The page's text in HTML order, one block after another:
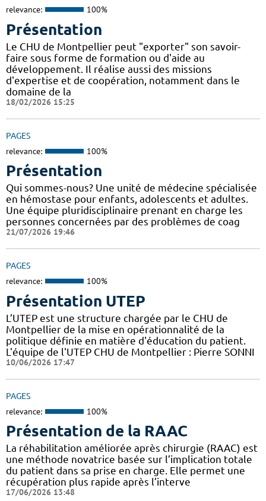
relevance: 100%
Présentation
Le CHU de Montpellier peut "exporter" son savoir-
faire sous forme de formation ou d'aide au
développement. Il réalise aussi des missions
d'expertise et de coopération, notamment dans le
domaine de la
18/02/2026 15:25
PAGES
relevance: 100%
Présentation
Qui sommes-nous? Une unité de médecine spécialisée
en hémostase pour enfants, adolescents et adultes.
Une équipe pluridisciplinaire prenant en charge les
personnes concernées par des problèmes de coag
21/07/2026 19:46
PAGES
relevance: 100%
Présentation UTEP
L’UTEP est une structure chargée par le CHU de
Montpellier de la mise en opérationnalité de la
politique définie en matière d'éducation du patient.
L'équipe de l'UTEP CHU de Montpellier : Pierre SONNI
10/06/2026 17:47
PAGES
relevance: 100%
Présentation de la RAAC
La réhabilitation améliorée après chirurgie (RAAC) est
une méthode novatrice basée sur l’implication totale
du patient dans sa prise en charge. Elle permet une
récupération plus rapide après l’interve
17/06/2026 13:48